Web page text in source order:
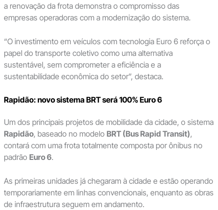
a renovação da frota demonstra o compromisso das
empresas operadoras com a modernização do sistema.
“O investimento em veículos com tecnologia Euro 6 reforça o
papel do transporte coletivo como uma alternativa
sustentável, sem comprometer a eficiência e a
sustentabilidade econômica do setor”, destaca.
Rapidão: novo sistema BRT será 100% Euro 6
Um dos principais projetos de mobilidade da cidade, o sistema
Rapidão, baseado no modelo BRT (Bus Rapid Transit),
contará com uma frota totalmente composta por ônibus no
padrão Euro 6.
As primeiras unidades já chegaram à cidade e estão operando
temporariamente em linhas convencionais, enquanto as obras
de infraestrutura seguem em andamento.